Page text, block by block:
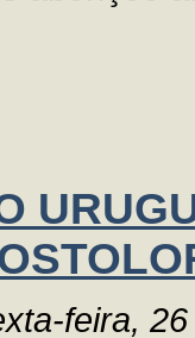
feira,